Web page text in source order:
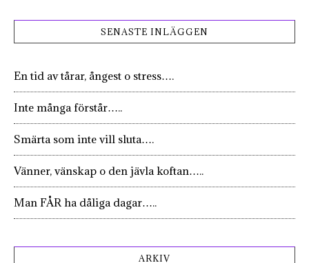
SENASTE INLÄGGEN
En tid av tårar, ångest o stress….
Inte många förstår…..
Smärta som inte vill sluta….
Vänner, vänskap o den jävla koftan…..
Man FÅR ha dåliga dagar…..
ARKIV